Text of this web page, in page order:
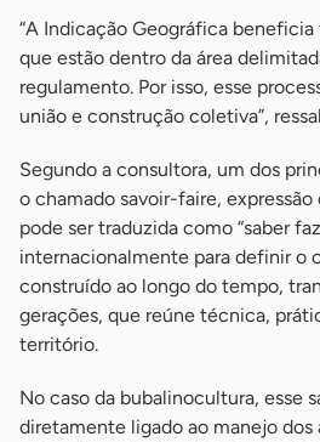
“A Indicação Geográfica
que estão dentro da área
regulamento. Por isso, esse
união e construção coletiva”,
Segundo a consultora, um dos
o chamado savoir-faire,
pode ser traduzida como “saber
internacionalmente para definir o
construído ao longo do tempo,
gerações, que reúne técnica,
território.
No caso da bubalinocultura, esse
diretamente ligado ao manejo dos